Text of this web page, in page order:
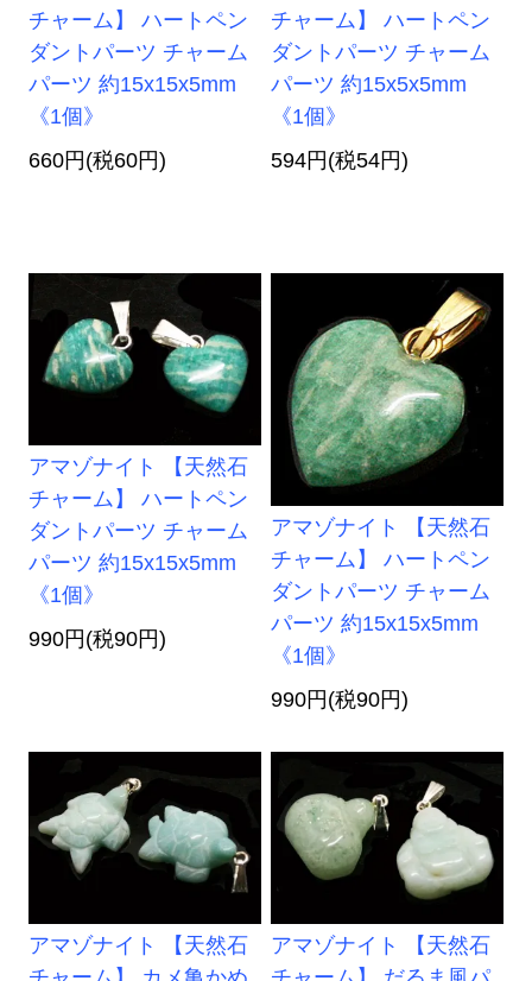
チャーム】 ハートペン
ダントパーツ チャーム
パーツ 約15x15x5mm
《1個》
660円(税60円)
チャーム】 ハートペン
ダントパーツ チャーム
パーツ 約15x5x5mm
《1個》
594円(税54円)
アマゾナイト 【天然石
チャーム】 ハートペン
ダントパーツ チャーム
パーツ 約15x15x5mm
《1個》
990円(税90円)
アマゾナイト 【天然石
チャーム】 ハートペン
ダントパーツ チャーム
パーツ 約15x15x5mm
《1個》
990円(税90円)
アマゾナイト 【天然石
アマゾナイト 【天然石